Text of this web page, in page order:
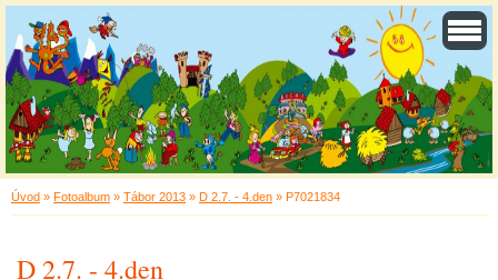
Úvod » Fotoalbum » Tábor 2013 » D 2.7. - 4.den » P7021834
D 2.7. - 4.den